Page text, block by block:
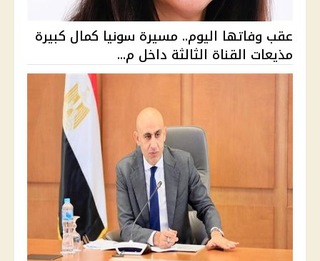
عقب وفاتها اليوم.. مسيرة سونيا كمال كبيرة
مذيعات القناة الثالثة داخل م...